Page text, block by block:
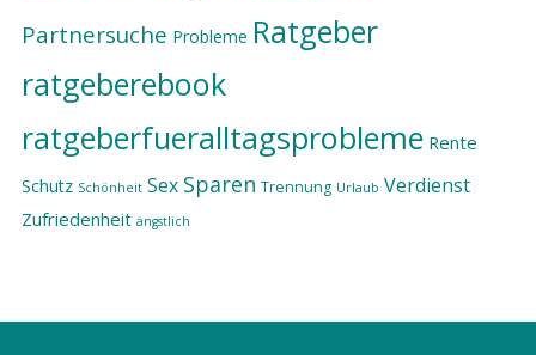
Partnersuche Probleme Ratgeber
ratgeberebook
ratgeberfueralltagsprobleme Rente
Schutz Schönheit Sex Sparen Trennung Urlaub Verdienst
Zufriedenheit ängstlich